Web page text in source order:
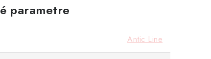
parametre
Antic Line